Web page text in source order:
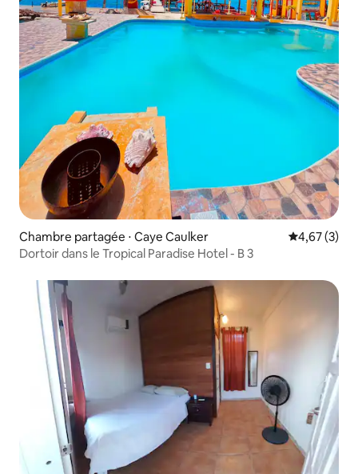
Chambre partagée ⋅ Caye Caulker Évaluation
4,67 (3)
Dortoir dans le Tropical Paradise Hotel - B 3